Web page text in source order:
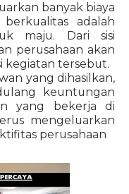
banyak biaya
adalah
maju. Dari sisi
perusahaan akan
kegiatan tersebut.
yang dihasilkan,
keuntungan
yang bekerja di
mengeluarkan
perusahaan